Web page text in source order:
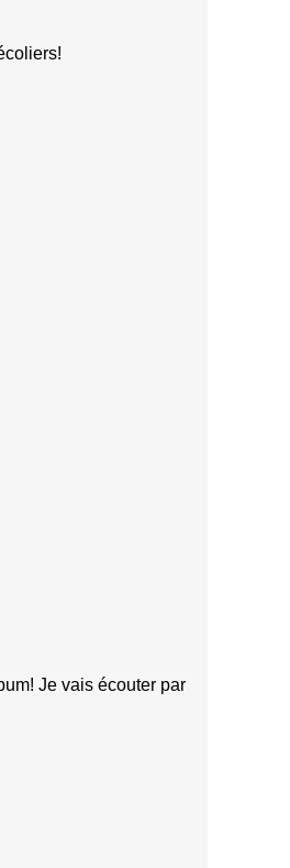
Je vais écouter par